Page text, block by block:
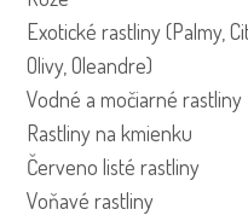
Exotické rastliny (Palmy,
Olivy, Oleandre)
Vodné a močiarné rastliny
Rastliny na kmienku
Červeno listé rastliny
Voňavé rastliny